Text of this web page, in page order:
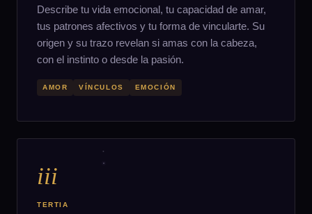
Describe tu vida emocional, tu capacidad de amar,
tus patrones afectivos y tu forma de vincularte. Su
origen y su trazo revelan si amas con la cabeza,
con el instinto o desde la pasión.
AMOR VÍNCULOS EMOCIÓN
iii
TERTIA